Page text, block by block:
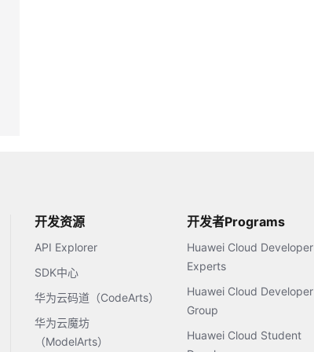
开发资源
API Explorer
SDK中心
华为云码道（CodeArts）
华为云魔坊
（ModelArts）
开发者Programs
Huawei Cloud Developer
Experts
Huawei Cloud Developer
Group
Huawei Cloud Student